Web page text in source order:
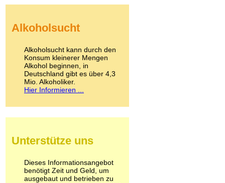
Kokain
LSD
Marihuana
Medikamente
Meskalin
Metamphetamin
Methadon
Pilze
Psychopharmaka
Schlafmittel
Schmerzmittel
Alkoholsucht
Alkoholsucht kann durch den
Konsum kleinerer Mengen
Alkohol beginnen, in
Deutschland gibt es über 4,3
Mio. Alkoholiker.
Hier Informieren ...
Unterstütze uns
Dieses Informationsangebot
benötigt Zeit und Geld, um
ausgebaut und betrieben zu